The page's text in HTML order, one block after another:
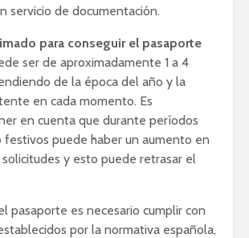
servicio de documentación.
para conseguir el pasaporte
ser de aproximadamente 1 a 4
de la época del año y la
en cada momento. Es
en cuenta que durante períodos
festivos puede haber un aumento en
y esto puede retrasar el
pasaporte es necesario cumplir con
por la normativa española,